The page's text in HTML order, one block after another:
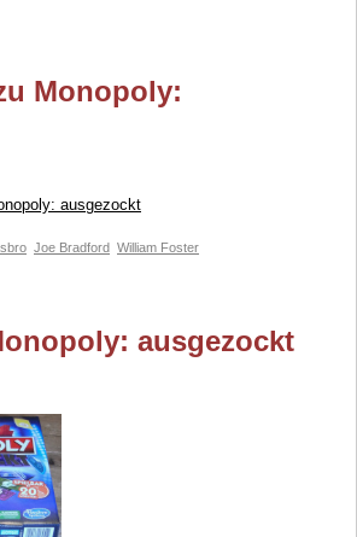
Monopoly:
ausgezockt
Joe Bradford William Foster
ausgezockt